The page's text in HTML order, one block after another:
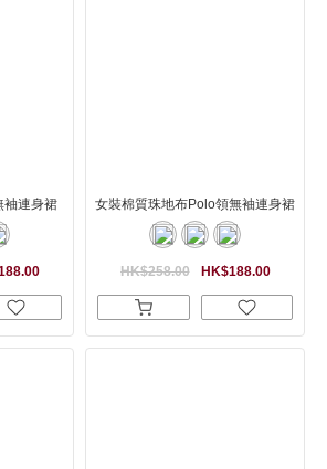
袖連身裙 女裝棉質珠地布Polo領無袖連身裙
HK$188.00
HK$258.00